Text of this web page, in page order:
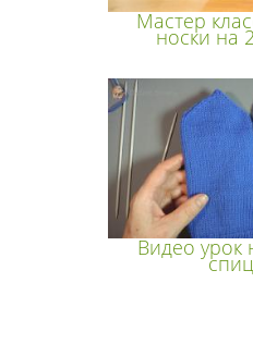
Мастер
носки на
Видео урок